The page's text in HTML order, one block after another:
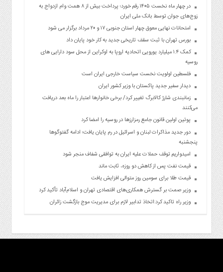
در چهار ماه نخست ۱۴۰۵ رقم خورد؛ پرداخت بیش از ۸ همت وام ازدواج به
زوج‌های جوان توسط بانک ملی ایران
امتحانات نهایی معوق چهار استان جنوبی ۱۷ و ۲۰ مرداد برگزار می شود
بورس تهران با ثبت سقف تاریخی جدید به کار خود پایان داد
کمک ۱.۴ میلیارد یورویی اتحادیه اروپا به اوکراین از محل سود دارایی های
روسیه
فلسطین اولویت نخست سیاست خارجی ایران است
دیدار سفیر جدید پاکستان با وزیر کشور ایران
زمانبندی شارژ کالابرگ تغییر کرد/ برخی خانوارها اعتبار را ماه بعد دریافت
می‌کنند
پوتین اولین قانون جامع رمزارزها در روسیه را امضا کرد
دور جدید مذاکرات لبنان و اسرائیل در رم پایان یافت؛ ادامه گفتوگوها
پنجشنبه
امیدواریم توقف حملات علیه ایران به توافقی شفاف منجر شود
قیمت نفت پس از کاهش دو روزه، ثابت ماند
قیمت طلا برای سومین روز متوالی افزایش یافت
وزیر صمت بر گسترش همکاری‌های اقتصادی تهران و اسلام‌آباد تأکید کرد
وزیر راه تاکید کرد:اتخاذ تدابیر لازم برای مدیریت موج بازگشت زائران